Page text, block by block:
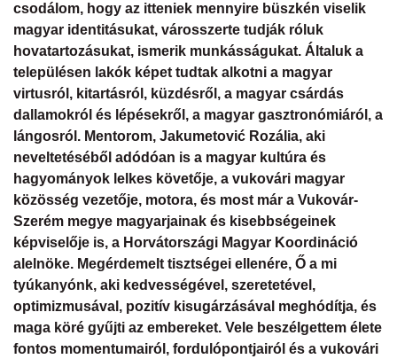
csodálom, hogy az itteniek mennyire büszkén viselik
magyar identitásukat, városszerte tudják róluk
hovatartozásukat, ismerik munkásságukat. Általuk a
településen lakók képet tudtak alkotni a magyar
virtusról, kitartásról, küzdésről, a magyar csárdás
dallamokról és lépésekről, a magyar gasztronómiáról, a
lángosról. Mentorom, Jakumetović Rozália, aki
neveltetéséből adódóan is a magyar kultúra és
hagyományok lelkes követője, a vukovári magyar
közösség vezetője, motora, és most már a Vukovár-
Szerém megye magyarjainak és kisebbségeinek
képviselője is, a Horvátországi Magyar Koordináció
alelnöke. Megérdemelt tisztségei ellenére, Ő a mi
tyúkanyónk, aki kedvességével, szeretetével,
optimizmusával, pozitív kisugárzásával meghódítja, és
maga köré gyűjti az embereket. Vele beszélgettem élete
fontos momentumairól, fordulópontjairól és a vukovári